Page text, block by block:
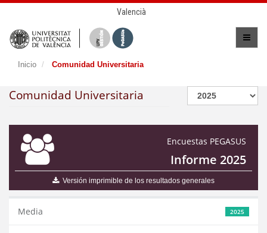
Valencià
Inicio Comunidad Universitaria
Comunidad Universitaria
Encuestas PEGASUS
Informe 2025
Versión imprimible de los resultados generales
2025
Media